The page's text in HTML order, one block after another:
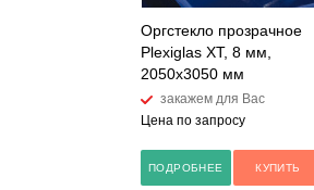
Оргстекло прозрачное
Plexiglas XT, 8 мм,
2050х3050 мм
закажем для Вас
Цена по запросу
ПОДРОБНЕЕ КУПИТЬ